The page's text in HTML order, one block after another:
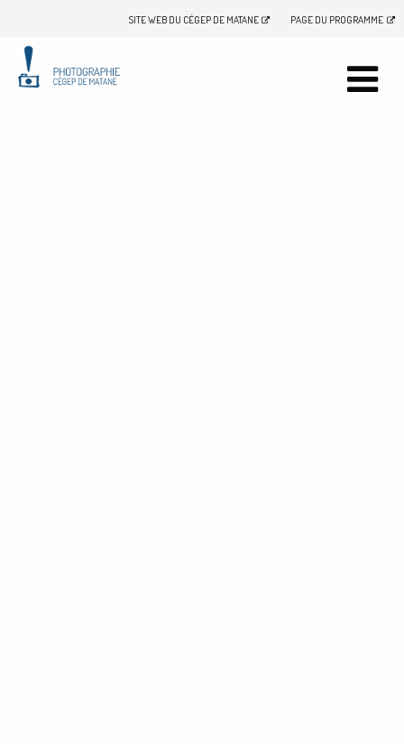
SITE WEB DU CÉGEP DE MATANE PAGE DU PROGRAMME